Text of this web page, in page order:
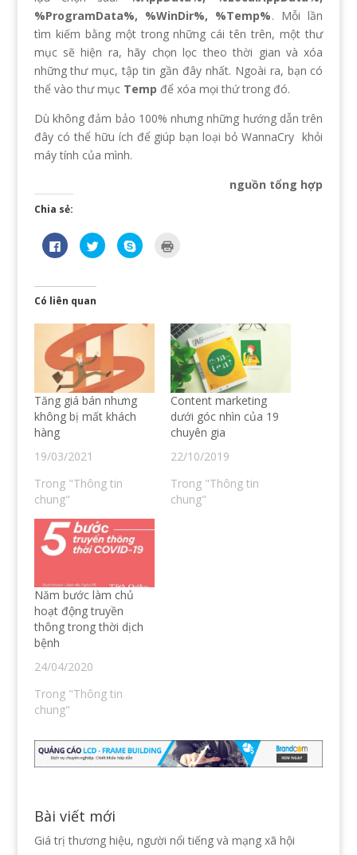
%ProgramData%, %WinDir%, %Temp%. Mỗi lần
tìm kiếm bằng một trong những cái tên trên, một thư
mục sẽ hiện ra, hãy chọn lọc theo thời gian và xóa
những thư mục, tập tin gần đây nhất. Ngoài ra, bạn có
thể vào thư mục Temp để xóa mọi thứ trong đó.
Dù không đảm bảo 100% nhưng những hướng dẫn trên
đây có thể hữu ích để giúp bạn loại bỏ WannaCry khỏi
máy tính của mình.
nguồn tổng hợp
Chia sẻ:
N
h
à
o
a
s
ẻ
t
r
ê
n
F
a
c
o
o
(
O
p
e
n
s
i
n
w
i
n
d
o
w
B
ấ
ẻ
r
n
T
w
i
t
t
e
n
n
n
e
w
w
d
o
w
)
C
l
a
o
S
y
p
w
w
n
d
)
(
O
p
e
n
s
i
n
n
e
w
w
n
d
w
)
Có liên quan
Tăng giá bán nhưng
không bị mất khách
hàng
19/03/2021
Trong "Thông tin
chung"
Content marketing
dưới góc nhìn của 19
chuyên gia
22/10/2019
Trong "Thông tin
chung"
Năm bước làm chủ
hoạt động truyền
thông trong thời dịch
bệnh
24/04/2020
Trong "Thông tin
chung"
Bài viết mới
Giá trị thương hiệu, người nổi tiếng và mạng xã hội